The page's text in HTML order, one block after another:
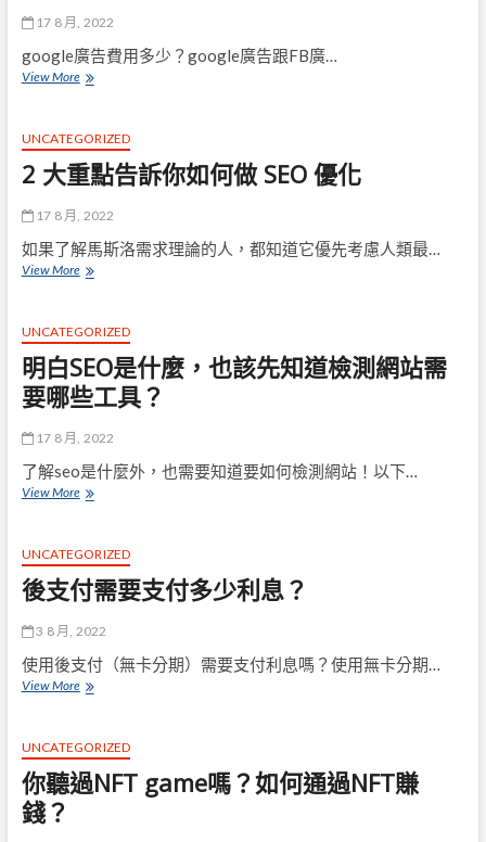
合
適
的
網
忙
業
配？
17 8 月, 2022
google廣告費用多少？google廣告跟FB廣…
View Moregoogle
費
用
多
google
告
跟
告
差
異
在
哪？
UNCATEGORIZED
2 大重點告訴你如何做 SEO 優化
17 8 月, 2022
如果了解馬斯洛需求理論的人，都知道它優先考慮人類最…
View More2
點
告
訴
你
如
做
SEO
優
化
UNCATEGORIZED
明白SEO是什麼，也該先知道檢測網站需
要哪些工具？
17 8 月, 2022
了解seo是什麼外，也需要知道要如何檢測網站！以下…
View More明
是
什
麼，
該
知
道
網
站
需
UNCATEGORIZED
後支付需要支付多少利息？
3 8 月, 2022
使用後支付（無卡分期）需要支付利息嗎？使用無卡分期…
View More後
需
要
支
UNCATEGORIZED
你聽過NFT game嗎？如何通過NFT賺
錢？